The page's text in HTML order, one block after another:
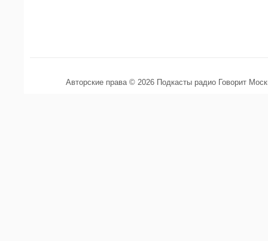
Авторские права © 2026 Подкасты радио Говорит